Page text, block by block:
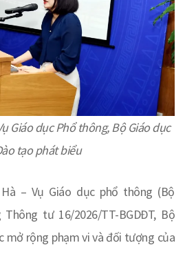
Giáo dục Phổ thông, Bộ Giáo dục
tạo phát biểu
– Vụ Giáo dục phổ thông (Bộ
tư 16/2026/TT-BGDĐT, Bộ
mở rộng phạm vi và đối tượng của